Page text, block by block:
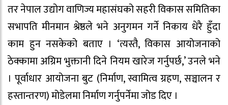
तर नेपाल उद्योग वाणिज्य महासंघको सहरी विकास समितिका
सभापति मीनमान श्रेष्ठले भने अनुगमन गर्ने निकाय धेरै हुँदा
काम हुन नसकेको बताए । ‘त्यस्तै, विकास आयोजनाको
ठेक्कामा अग्रिम भुक्तानी दिने नियम खारेज गर्नुपर्छ,’ उनले भने
। पूर्वाधार आयोजना बुट (निर्माण, स्वामित्व ग्रहण, सञ्चालन र
हस्तान्तरण) मोडेलमा निर्माण गर्नुपर्नेमा जोड दिए ।